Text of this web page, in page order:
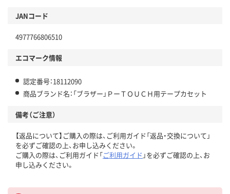
JANコード
4977766806510
エコマーク情報
認定番号：18112090
商品ブランド名：「ブラザー」ＰーＴＯＵＣＨ用テープカセット
備考（ご注意）
【返品について】ご購入の際は、ご利用ガイド「返品・交換について」
を必ずご確認の上、お申し込みください。
ご購入の際は、ご利用ガイド「ご利用ガイド 」を必ずご確認の上、お
申し込みください。